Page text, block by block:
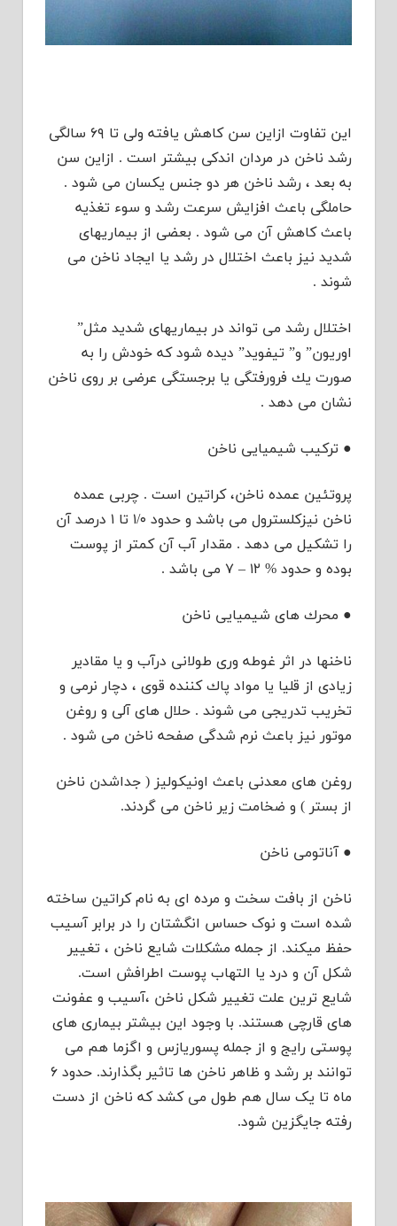
این تفاوت ازاین سن كاهش یافته ولی تا ۶۹ سالگی
رشد ناخن در مردان اندكی بیشتر است . ازاین سن
به بعد ، رشد ناخن هر دو جنس یكسان می شود .
حاملگی باعث افزایش سرعت رشد و سوء تغذیه
باعث كاهش آن می شود . بعضی از بیماریهای
شدید نیز باعث اختلال در رشد یا ایجاد ناخن می
شوند .
اختلال رشد می تواند در بیماریهای شدید مثل”
اوریون” و” تیفوید” دیده شود كه خودش را به
صورت یك فرورفتگی یا برجستگی عرضی بر روی ناخن
نشان می دهد .
● تركیب شیمیایی ناخن
پروتئین عمده ناخن، كراتین است . چربی عمده
ناخن نیزكلسترول می باشد و حدود ۱/۰ تا ۱ درصد آن
را تشكیل می دهد . مقدار آب آن كمتر از پوست
بوده و حدود % ۱۲ – ۷ می باشد .
● محرك های شیمیایی ناخن
ناخنها در اثر غوطه وری طولانی درآب و یا مقادیر
زیادی از قلیا یا مواد پاك كننده قوی ، دچار نرمی و
تخریب تدریجی می شوند . حلال های آلی و روغن
موتور نیز باعث نرم شدگی صفحه ناخن می شود .
روغن های معدنی باعث اونیكولیز ( جداشدن ناخن
از بستر ) و ضخامت زیر ناخن می گردند.
● آناتومی ناخن
ناخن از بافت سخت و مرده ای به نام کراتین ساخته
شده است و نوک حساس انگشتان را در برابر آسیب
حفظ میکند. از جمله مشکلات شایع ناخن ، تغییر
شکل آن و درد یا التهاب پوست اطرافش است.
شایع ترین علت تغییر شکل ناخن ،آسیب و عفونت
های قارچی هستند. با وجود این بیشتر بیماری های
پوستی رایج و از جمله پسوریازس و اگزما هم می
توانند بر رشد و ظاهر ناخن ها تاثیر بگذارند. حدود ۶
ماه تا یک سال هم طول می کشد که ناخن از دست
رفته جایگزین شود.